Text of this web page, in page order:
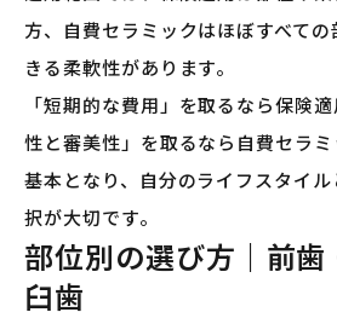
方、自費セラミックはほぼすべて
きる柔軟性があります。
「短期的な費用」を取るなら保険
性と審美性」を取るなら自費セラ
基本となり、自分のライフスタイ
択が大切です。
部位別の選び方｜前歯
臼歯